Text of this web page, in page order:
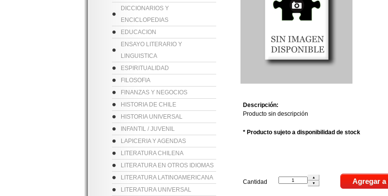
DICCIONARIOS Y
ENCICLOPEDIAS
EDUCACION
ENSAYO LITERARIO Y
LINGUISTICA
ESPIRITUALIDAD
FILOSOFIA
FINANZAS Y NEGOCIOS
HISTORIA DE CHILE
HISTORIA UNIVERSAL
INFANTIL / JUVENIL
LAPICERIA Y AGENDAS
LITERATURA CHILENA
LITERATURA EN OTROS IDIOMAS
LITERATURA LATINOAMERICANA
LITERATURA UNIVERSAL
Descripción:
Producto sin descripción
* Producto sujeto a disponibilidad de stock
Cantidad